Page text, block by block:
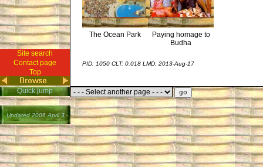
The Ocean Park
Paying homage to
Budha
PID: 1050 CLT: 0.018 LMD: 2013-Aug-17
Site search
Contact page
Top
Quick jump
Updated 2006 April 3